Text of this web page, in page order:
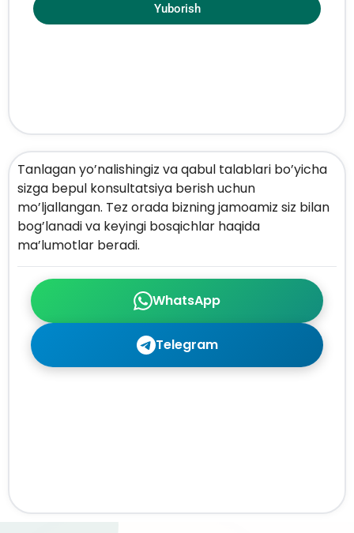
WhatsApp
Telegram
Tanlagan yo’nalishingiz va qabul talablari bo’yicha
sizga bepul konsultatsiya berish uchun
mo’ljallangan. Tez orada bizning jamoamiz siz bilan
bog’lanadi va keyingi bosqichlar haqida
ma’lumotlar beradi.
Yuborish